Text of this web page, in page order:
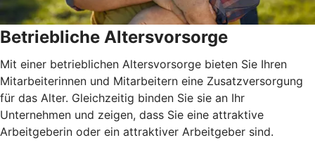
Betriebliche Altersvorsorge
Mit einer betrieblichen Altersvorsorge bieten Sie Ihren
Mitarbeiterinnen und Mitarbeitern eine Zusatzversorgung
für das Alter. Gleichzeitig binden Sie sie an Ihr
Unternehmen und zeigen, dass Sie eine attraktive
Arbeitgeberin oder ein attraktiver Arbeitgeber sind.